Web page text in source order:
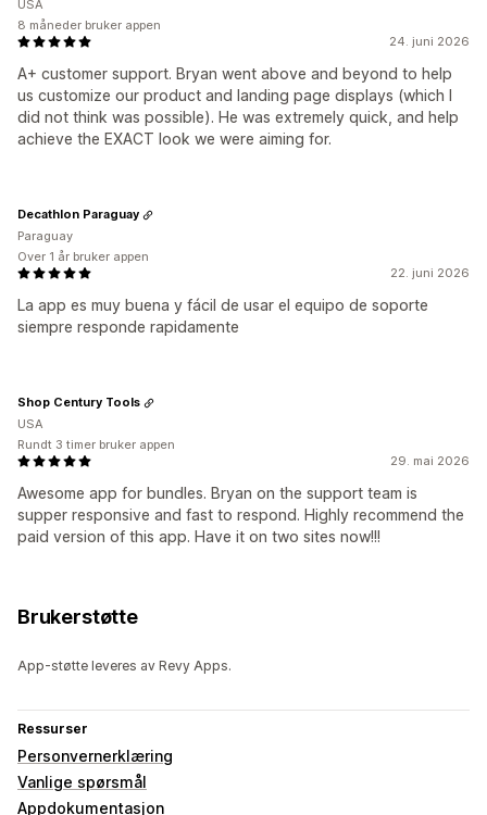
24. juni 2026
A+ customer support. Bryan went above and beyond to help
us customize our product and landing page displays (which I
did not think was possible). He was extremely quick, and help
achieve the EXACT look we were aiming for.
USA
8 måneder bruker appen
22. juni 2026
La app es muy buena y fácil de usar el equipo de soporte
siempre responde rapidamente
Decathlon Paraguay
Paraguay
Over 1 år bruker appen
29. mai 2026
Awesome app for bundles. Bryan on the support team is
supper responsive and fast to respond. Highly recommend the
paid version of this app. Have it on two sites now!!!
Shop Century Tools
USA
Rundt 3 timer bruker appen
Brukerstøtte
App-støtte leveres av Revy Apps.
Ressurser
Personvernerklæring
Vanlige spørsmål
Appdokumentasjon